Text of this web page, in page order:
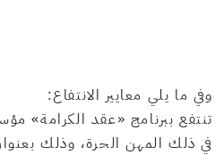
وفي ما يلي معايير الانتفاع:
تنتفع ببرنامج «عقد الكرامة»
في ذلك المهن الحرة، وذلك